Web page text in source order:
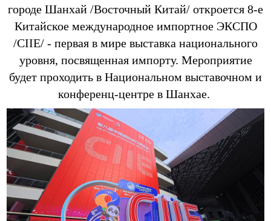
городе Шанхай /Восточный Китай/ откроется 8-е
Китайское международное импортное ЭКСПО
/CIIE/ - первая в мире выставка национального
уровня, посвященная импорту. Мероприятие
будет проходить в Национальном выставочном и
конференц-центре в Шанхае.